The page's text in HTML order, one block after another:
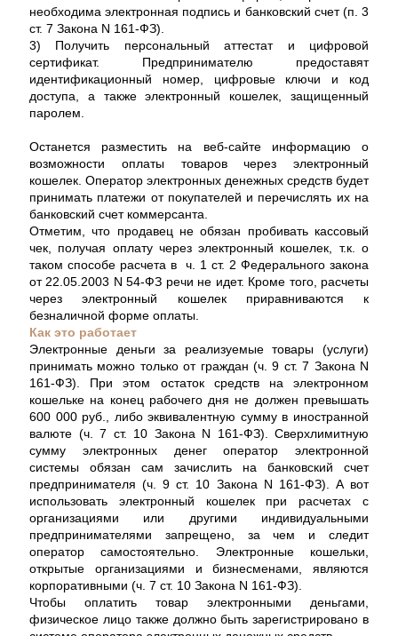
необходима электронная подпись и банковский счет (п. 3
ст. 7 Закона N 161-ФЗ).
3) Получить персональный аттестат и цифровой
сертификат. Предпринимателю предоставят
идентификационный номер, цифровые ключи и код
доступа, а также электронный кошелек, защищенный
паролем.
Останется разместить на веб-сайте информацию о
возможности оплаты товаров через электронный
кошелек. Оператор электронных денежных средств будет
принимать платежи от покупателей и перечислять их на
банковский счет коммерсанта.
Отметим, что продавец не обязан пробивать кассовый
чек, получая оплату через электронный кошелек, т.к. о
таком способе расчета в ч. 1 ст. 2 Федерального закона
от 22.05.2003 N 54-ФЗ речи не идет. Кроме того, расчеты
через электронный кошелек приравниваются к
безналичной форме оплаты.
Как это работает
Электронные деньги за реализуемые товары (услуги)
принимать можно только от граждан (ч. 9 ст. 7 Закона N
161-ФЗ). При этом остаток средств на электронном
кошельке на конец рабочего дня не должен превышать
600 000 руб., либо эквивалентную сумму в иностранной
валюте (ч. 7 ст. 10 Закона N 161-ФЗ). Сверхлимитную
сумму электронных денег оператор электронной
системы обязан сам зачислить на банковский счет
предпринимателя (ч. 9 ст. 10 Закона N 161-ФЗ). А вот
использовать электронный кошелек при расчетах с
организациями или другими индивидуальными
предпринимателями запрещено, за чем и следит
оператор самостоятельно. Электронные кошельки,
открытые организациями и бизнесменами, являются
корпоративными (ч. 7 ст. 10 Закона N 161-ФЗ).
Чтобы оплатить товар электронными деньгами,
физическое лицо также должно быть зарегистрировано в